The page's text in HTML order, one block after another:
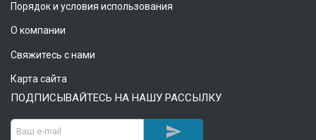
Порядок и условия использования
О компании
Свяжитесь с нами
Карта сайта
ПОДПИСЫВАЙТЕСЬ НА НАШУ РАССЫЛКУ
